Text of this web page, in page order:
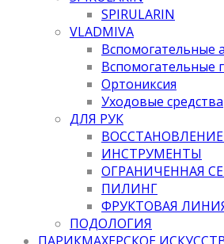
SPIRULARIN
VLADMIVA
Вспомогательные
Вспомогательные
Ортониксия
Уходовые средства
ДЛЯ РУК
ИНСТРУМЕНТЫ
ОГРАНИЧЕННАЯ
ПИЛИНГ
ФРУКТОВАЯ ЛИНИЯ
ПОДОЛОГИЯ
ПАРИКМАХЕРСКОЕ